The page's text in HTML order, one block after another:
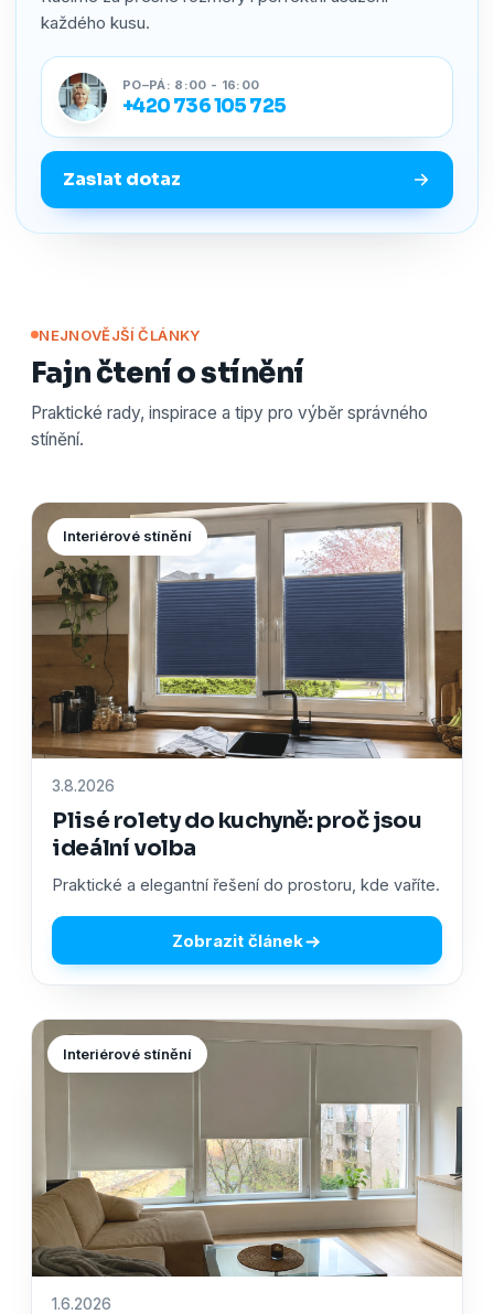
každého kusu.
PO–PÁ: 8:00 - 16:00
+420 736 105 725
Zaslat dotaz
NEJNOVĚJŠÍ ČLÁNKY
Fajn čtení o stínění
Praktické rady, inspirace a tipy pro výběr správného
stínění.
Interiérové stínění
3.8.2026
Plisé rolety do kuchyně: proč jsou
ideální volba
Praktické a elegantní řešení do prostoru, kde vaříte.
Zobrazit článek
Interiérové stínění
1.6.2026